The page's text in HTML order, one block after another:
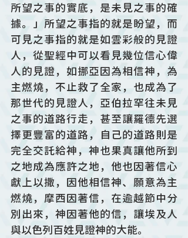
所望之事的實底，是未見之事的確
據。」所望之事指的就是盼望，而
可見之事指的就是如雲彩般的見證
人，從聖經中可以看見幾位信心偉
人的見證，如挪亞因為相信神，為
主燃燒，不止救了全家，也成為了
那世代的見證人，亞伯拉罕往未見
之事的道路行走，甚至讓羅德先選
擇更豐富的道路，自己的道路則是
完全交託給神，神也果真讓他所到
之地成為應許之地，他也因著信心
獻上以撒，因他相信神、願意為主
燃燒，摩西因著信，在逾越節中分
別出來，神因著他的信，讓埃及人
與以色列百姓見證神的大能。